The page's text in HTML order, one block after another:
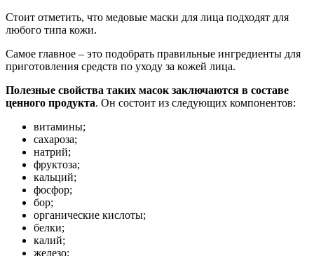
Стоит отметить, что медовые маски для лица подходят для
любого типа кожи.
Самое главное – это подобрать правильные ингредиенты для
приготовления средств по уходу за кожей лица.
Полезные свойства таких масок заключаются в составе
ценного продукта. Он состоит из следующих компонентов:
витамины;
сахароза;
натрий;
фруктоза;
кальций;
фосфор;
бор;
органические кислоты;
белки;
калий;
железо;